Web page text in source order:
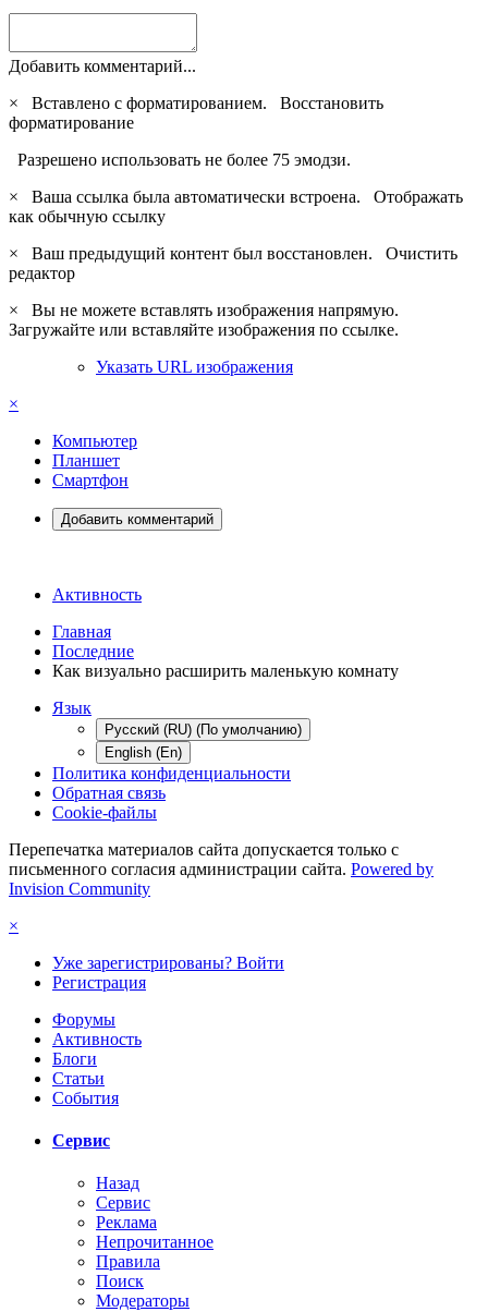
Добавить комментарий...
×
Вставлено с форматированием. Восстановить
форматирование
Разрешено использовать не более 75 эмодзи.
×
Ваша ссылка была автоматически встроена. Отображать
как обычную ссылку
×
Ваш предыдущий контент был восстановлен. Очистить
редактор
×
Вы не можете вставлять изображения напрямую.
Загружайте или вставляйте изображения по ссылке.
Указать URL изображения
×
Компьютер
Планшет
Смартфон
Добавить комментарий
Активность
Главная
Последние
Как визуально расширить маленькую комнату
Язык
Русский (RU) (По умолчанию)
English (En)
Политика конфиденциальности
Обратная связь
Cookie-файлы
Перепечатка материалов сайта допускается только с
письменного согласия администрации сайта. Powered by
Invision Community
×
Уже зарегистрированы? Войти
Регистрация
Форумы
Активность
Блоги
Статьи
События
Сервис
Назад
Сервис
Реклама
Непрочитанное
Правила
Поиск
Модераторы